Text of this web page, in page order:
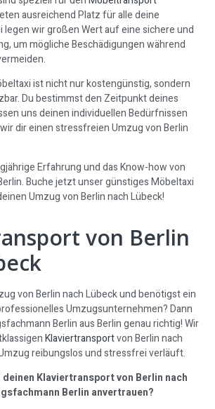
ausreichend Platz für alle deine
legen wir großen Wert auf eine sichere und
um mögliche Beschädigungen während
ist nicht nur kostengünstig, sondern
Du bestimmst den Zeitpunkt deines
uns deinen individuellen Bedürfnissen
dir einen stressfreien Umzug von Berlin
Erfahrung und das Know-how von
Buche jetzt unser günstiges Möbeltaxi
Umzug von Berlin nach Lübeck!
von Berlin
von Berlin nach Lübeck und benötigst ein
Umzugsunternehmen? Dann
Berlin aus Berlin genau richtig! Wir
Klaviertransportvon Berlin nach
reibungslos und stressfrei verläuft.
Klaviertransport von Berlin nach
Berlin anvertrauen?